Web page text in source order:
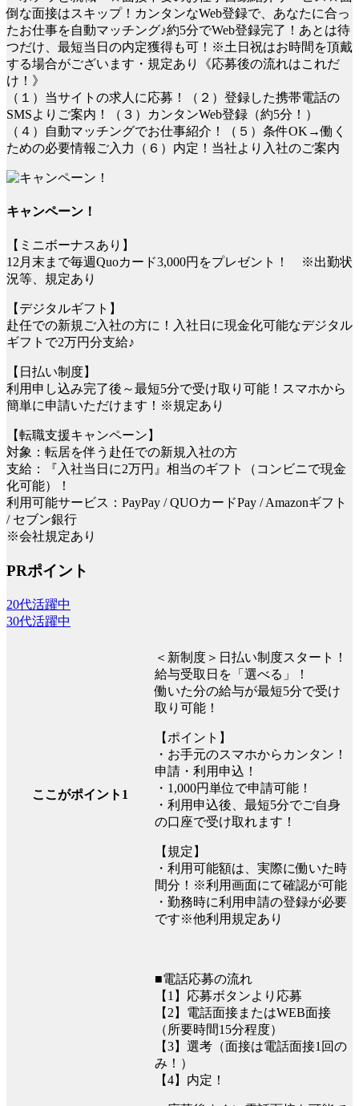
倒な面接はスキップ！カンタンなWeb登録で、あなたに合っ
たお仕事を自動マッチング♪約5分でWeb登録完了！あとは待
つだけ、最短当日の内定獲得も可！※土日祝はお時間を頂戴
する場合がございます・規定あり《応募後の流れはこれだ
け！》
（１）当サイトの求人に応募！（２）登録した携帯電話の
SMSよりご案内！（３）カンタンWeb登録（約5分！）
（４）自動マッチングでお仕事紹介！（５）条件OK→働く
ための必要情報ご入力（６）内定！当社より入社のご案内
キャンペーン！
【ミニボーナスあり】
12月末まで毎週Quoカード3,000円をプレゼント！ ※出勤状
況等、規定あり
【デジタルギフト】
赴任での新規ご入社の方に！入社日に現金化可能なデジタル
ギフトで2万円分支給♪
【日払い制度】
利用申し込み完了後～最短5分で受け取り可能！スマホから
簡単に申請いただけます！※規定あり
【転職支援キャンペーン】
対象：転居を伴う赴任での新規入社の方
支給：『入社当日に2万円』相当のギフト（コンビニで現金
化可能）！
利用可能サービス：PayPay / QUOカードPay / Amazonギフト
/ セブン銀行
※会社規定あり
PRポイント
20代活躍中
30代活躍中
ここがポイント1
＜新制度＞日払い制度スタート！
給与受取日を「選べる」！
働いた分の給与が最短5分で受け
取り可能！
【ポイント】
・お手元のスマホからカンタン！
申請・利用申込！
・1,000円単位で申請可能！
・利用申込後、最短5分でご自身
の口座で受け取れます！
【規定】
・利用可能額は、実際に働いた時
間分！※利用画面にて確認が可能
・勤務時に利用申請の登録が必要
です※他利用規定あり
■電話応募の流れ
【1】応募ボタンより応募
【2】電話面接またはWEB面接
（所要時間15分程度）
【3】選考（面接は電話面接1回の
み！）
【4】内定！